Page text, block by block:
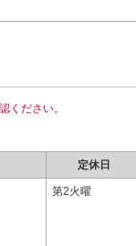
ください。
定休日
第2火曜